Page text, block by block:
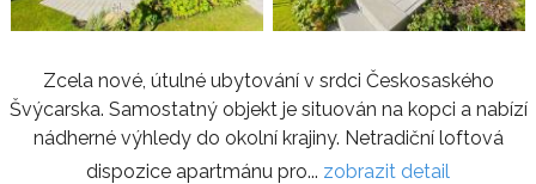
Zcela nové, útulné ubytování v srdci Českosaského
Švýcarska. Samostatný objekt je situován na kopci a nabízí
nádherné výhledy do okolní krajiny. Netradiční loftová
dispozice apartmánu pro... zobrazit detail